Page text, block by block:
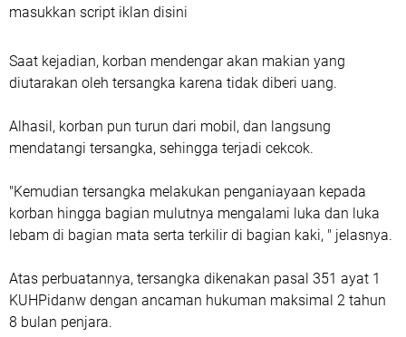
masukkan script iklan disini
Saat kejadian, korban mendengar akan makian yang
diutarakan oleh tersangka karena tidak diberi uang.
Alhasil, korban pun turun dari mobil, dan langsung
mendatangi tersangka, sehingga terjadi cekcok.
"Kemudian tersangka melakukan penganiayaan kepada
korban hingga bagian mulutnya mengalami luka dan luka
lebam di bagian mata serta terkilir di bagian kaki, " jelasnya.
Atas perbuatannya, tersangka dikenakan pasal 351 ayat 1
KUHPidanw dengan ancaman hukuman maksimal 2 tahun
8 bulan penjara.